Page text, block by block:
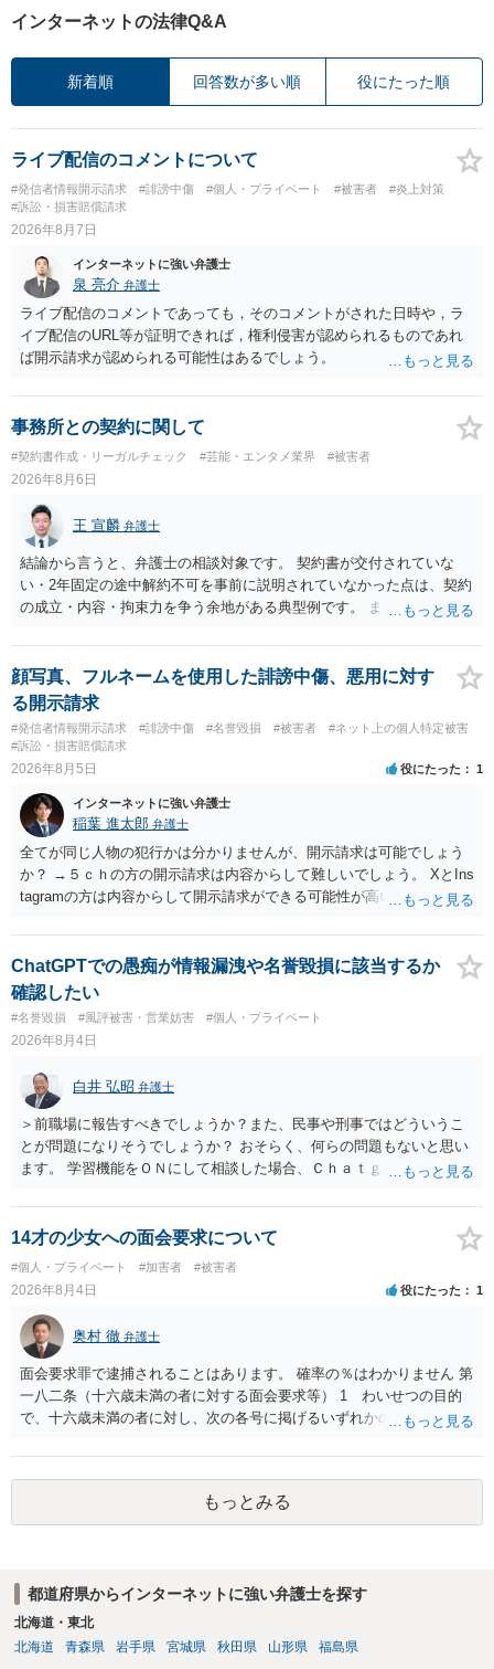
インターネットの法律Q&A
新着順 回答数が多い順 役にたった順
ライブ配信のコメントについて
#発信者情報開示請求 #誹謗中傷 #個人・プライベート #被害者
#炎上対策
#訴訟・損害賠償請求
2026年8月7日
インターネットに強い弁護士
泉 亮介 弁護士
ライブ配信のコメントであっても，そのコメントがされた日時や，ラ
イブ配信のURL等が証明できれば，権利侵害が認められるものであれ
ば開示請求が認められる可能性はあるでしょう。
事務所との契約に関して
#契約書作成・リーガルチェック #芸能・エンタメ業界 #被害者
2026年8月6日
王 宣麟 弁護士
結論から言うと、弁護士の相談対象です。 契約書が交付されていな
い・2年固定の途中解約不可を事前に説明されていなかった点は、契約
の成立・内容・拘束力を争う余地がある典型例です。 まずは、運営と
みてはいかがでしょうか。 また同時並行で（もしまだされていないの
であれば）書面で退所意思の明確化はしておくべきだと考えます。
顔写真、フルネームを使用した誹謗中傷、悪用に対す
る開示請求
#発信者情報開示請求 #誹謗中傷 #名誉毀損 #被害者
#ネット上の個人特定被害
#訴訟・損害賠償請求
2026年8月5日 役にたった 1
インターネットに強い弁護士
稲葉 進太郎 弁護士
全てが同じ人物の犯行かは分かりませんが、開示請求は可能でしょう
か？ →５ｃｈの方の開示請求は内容からして難しいでしょう。 XとIns
tagramの方は内容からして開示請求ができる可能性が高いでしょう。
いでしょう。７月中にアカウントが削除されている場合、今から進め
ても失敗する可能性が高いように思われます。 相手を特定できた場
合、相手に全ての弁護士費用を負担させることは可能でしょうか？ →
訴訟外の交渉で相手方が認めれば負担させることができるでしょう。
訴訟で判決となった場合は、実際の弁護士費用が認められる場合と認
められない場合があり何ともいえないところでしょう。
ChatGPTでの愚痴が情報漏洩や名誉毀損に該当するか
確認したい
#名誉毀損 #風評被害・営業妨害 #個人・プライベート
2026年8月4日
白井 弘昭 弁護士
＞前職場に報告すべきでしょうか？また、民事や刑事ではどういうこ
とが問題になりそうでしょうか？ おそらく、何らの問題もないと思い
ます。 学習機能をＯＮにして相談した場合、Ｃｈａｔｇｐｔがｏｐｅ
する可能性がありますが、個人名や会社名を特定していない限り、一
般論として抽象化されて回答に織り込まれる可能性が生じるにすぎま
せんので、その情報自体が、秘密情報に当たるとは思えませんし、名
誉棄損として、個人や会社に対する誹謗中傷の不特定多数への公開に
当たるとも思われません。 もちろん、誰がその内容をｃｈａｔｇｐｔ
に入力したかも第三者にしられることはないので、個人や会社の特定
をせずに書き込んだことで（おそらく特定して書き込んだとして
も）、相談者さんが刑事民事の責任に問われることはないでしょう。
私見ながらご参考まで。
14才の少女への面会要求について
#個人・プライベート #加害者 #被害者
2026年8月4日 役にたった 1
奥村 徹 弁護士
面会要求罪で逮捕されることはあります。 確率の％はわかりません 第
一八二条（十六歳未満の者に対する面会要求等） 1 わいせつの目的
で、十六歳未満の者に対し、次の各号に掲げるいずれかの行為をした
が生まれた日より五年以上前の日に生まれた者に限る。）は、一年以
下の拘禁刑又は五十万円以下の罰金に処する。 一 威迫し、偽計を用
い又は誘惑して面会を要求すること。 二 拒まれたにもかかわらず、
反復して面会を要求すること。 三 金銭その他の利益を供与し、又は
二年以下の拘禁刑又は百万円以下の罰金に処する。
もっとみる
都道府県からインターネットに強い弁護士を探す
北海道・東北
北海道
青森県 岩手県 宮城県 秋田県 山形県 福島県